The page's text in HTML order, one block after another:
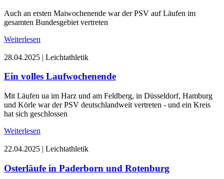
Auch an ersten Maiwochenende war der PSV auf Läufen im
gesamten Bundesgebiet vertreten
Weiterlesen
28.04.2025 | Leichtathletik
Ein volles Laufwochenende
Mit Läufen ua im Harz und am Feldberg, in Düsseldorf, Hamburg
und Körle war der PSV deutschlandweit vertreten - und ein Kreis
hat sich geschlossen
Weiterlesen
22.04.2025 | Leichtathletik
Osterläufe in Paderborn und Rotenburg